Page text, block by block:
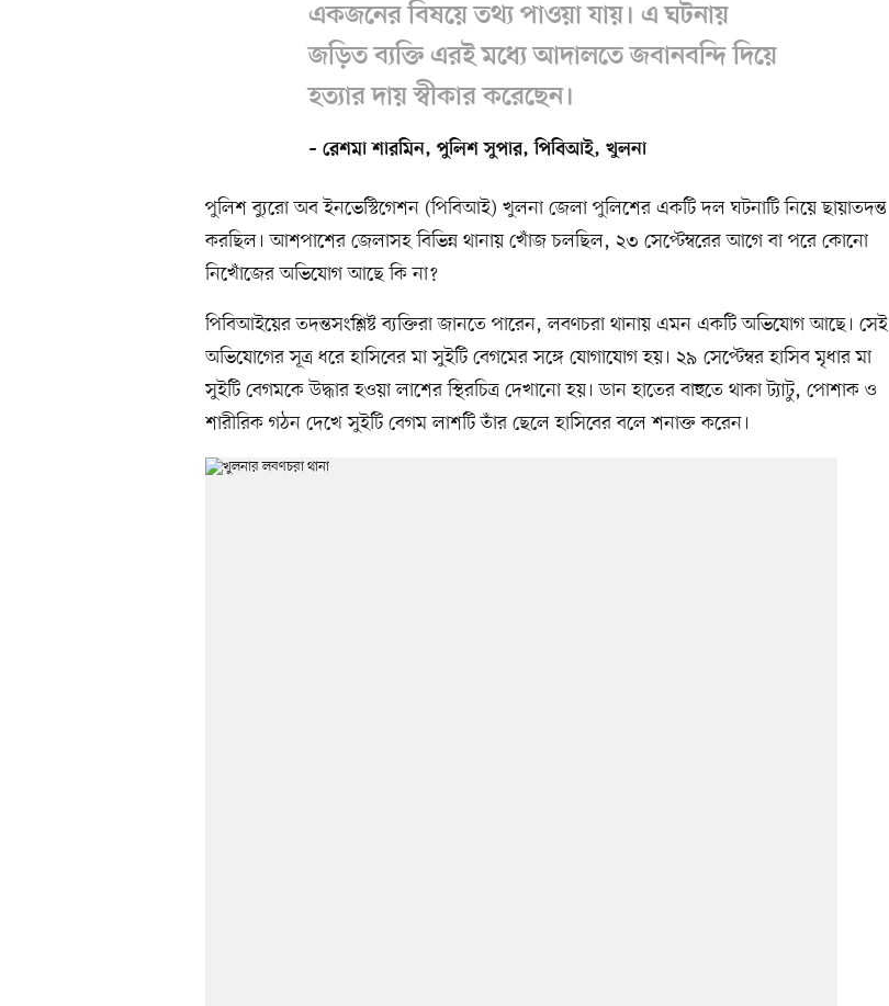
একজনের বিষয়ে তথ্য পাওয়া যায়। এ ঘটনায়
জড়িত ব্যক্তি এরই মধ্যে আদালতে জবানবন্দি দিয়ে
হত্যার দায় স্বীকার করেছেন।
– রেশমা শারমিন, পুলিশ সুপার, পিবিআই, খুলনা
পুলিশ ব্যুরো অব ইনভেস্টিগেশন (পিবিআই) খুলনা জেলা পুলিশের একটি দল ঘটনাটি নিয়ে ছায়াতদন্ত
করছিল। আশপাশের জেলাসহ বিভিন্ন থানায় খোঁজ চলছিল, ২৩ সেপ্টেম্বরের আগে বা পরে কোনো
নিখোঁজের অভিযোগ আছে কি না?
পিবিআইয়ের তদন্তসংশ্লিষ্ট ব্যক্তিরা জানতে পারেন, লবণচরা থানায় এমন একটি অভিযোগ আছে। সেই
অভিযোগের সূত্র ধরে হাসিবের মা সুইটি বেগমের সঙ্গে যোগাযোগ হয়। ২৯ সেপ্টেম্বর হাসিব মৃধার মা
সুইটি বেগমকে উদ্ধার হওয়া লাশের স্থিরচিত্র দেখানো হয়। ডান হাতের বাহুতে থাকা ট্যাটু, পোশাক ও
শারীরিক গঠন দেখে সুইটি বেগম লাশটি তাঁর ছেলে হাসিবের বলে শনাক্ত করেন।